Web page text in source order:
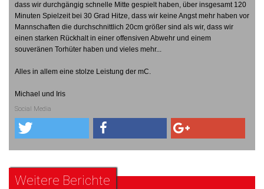
dass wir durchgängig schnelle Mitte gespielt haben, über insgesamt 120
Minuten Spielzeit bei 30 Grad Hitze, dass wir keine Angst mehr haben vor
Mannschaften die durchschnittlich 20cm größer sind als wir, dass wir
einen starken Rückhalt in einer offensiven Abwehr und einem
souveränen Torhüter haben und vieles mehr...
Alles in allem eine stolze Leistung der mC.
Michael und Iris
Social Media
Weitere Berichte